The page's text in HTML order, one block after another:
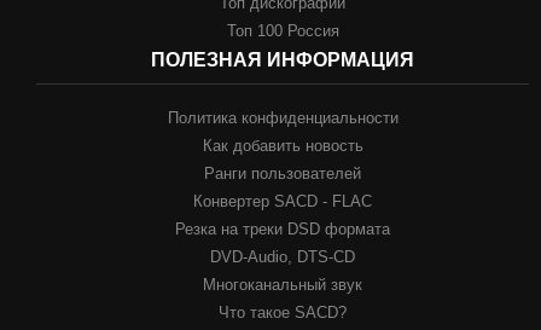
Топ 100 Россия
ПОЛЕЗНАЯ ИНФОРМАЦИЯ
Политика конфиденциальности
Как добавить новость
Ранги пользователей
Конвертер SACD - FLAC
Резка на треки DSD формата
DVD-Audio, DTS-CD
Многоканальный звук
Что такое SACD?